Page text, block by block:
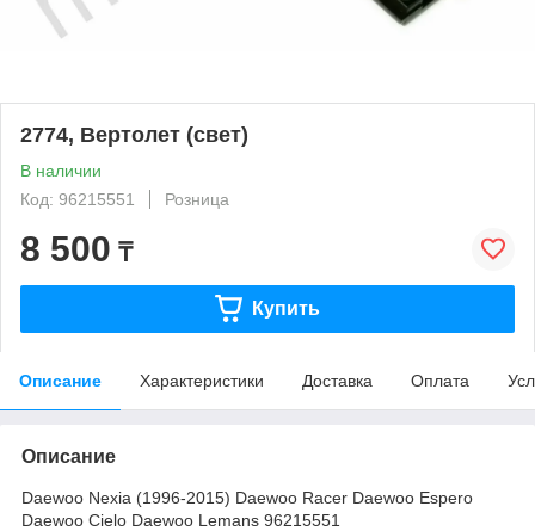
2774, Вертолет (свет)
В наличии
Код: 96215551
Розница
8 500 ₸
Купить
Описание Характеристики Доставка Оплата
Описание
Daewoo Nexia (1996-2015) Daewoo Racer Daewoo Espero
Daewoo Cielo Daewoo Lemans 96215551